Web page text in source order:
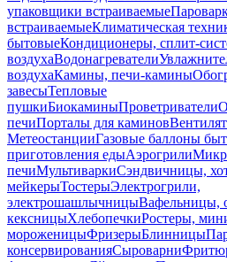
упаковщики встраиваемые
встраиваемыеКлиматическая
бытовыеКондиционеры, сплит-
воздухаВодонагреватели
воздухаКамины, печи-камины
завесыТепловые
пушкиБиокаминыПроветриватели
печиПорталы для каминов
МетеостанцииГазовые баллоны
приготовления едыАэрогрили
печиМультиваркиСэндвичницы,
мейкерыТостерыЭлектрогрили,
электрошашлычницыВафельницы,
кексницыХлебопечкиРостеры,
мороженицыФризерыБлинницы
консервированияСыроварни